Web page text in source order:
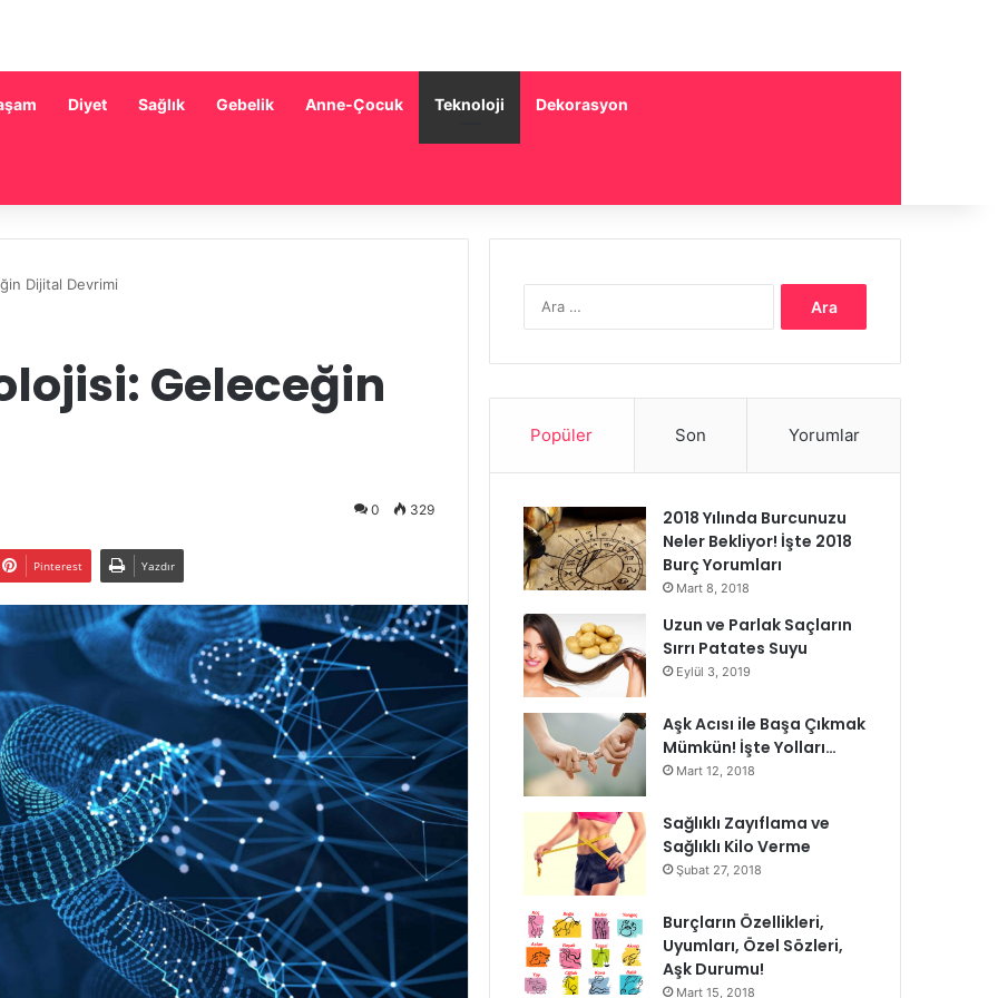
Diyet Sağlık Gebelik Anne-Çocuk Teknoloji Dekorasyon
Dijital Devrimi
Geleceğin
0 329
Pinterest Yazdır
Popüler Son Yorumlar
2018 Yılında Burcunuzu
Neler Bekliyor! İşte 2018
Burç Yorumları
Mart 8, 2018
Uzun ve Parlak Saçların
Sırrı Patates Suyu
Eylül 3, 2019
Aşk Acısı ile Başa Çıkmak
Mümkün! İşte Yolları…
Mart 12, 2018
Sağlıklı Zayıflama ve
Sağlıklı Kilo Verme
Şubat 27, 2018
Burçların Özellikleri,
Uyumları, Özel Sözleri,
Aşk Durumu!
Mart 15, 2018